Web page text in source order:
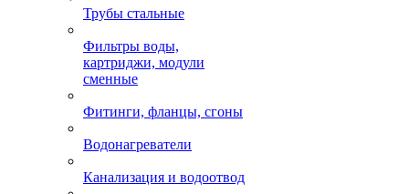
Трубы стальные
Фильтры воды,
картриджи, модули
сменные
Фитинги, фланцы, сгоны
Водонагреватели
Канализация и водоотвод